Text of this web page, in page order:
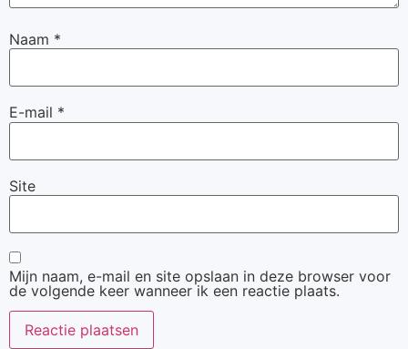
Naam *
E-mail *
Site
Mijn naam, e-mail en site opslaan in deze browser voor
de volgende keer wanneer ik een reactie plaats.